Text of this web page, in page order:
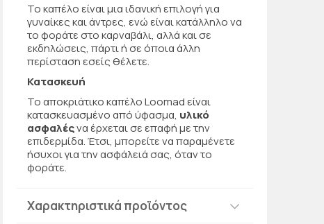
Το καπέλο είναι μια ιδανική επιλογή για
γυναίκες και άντρες, ενώ είναι κατάλληλο να
το φοράτε στο καρναβάλι, αλλά και σε
εκδηλώσεις, πάρτι ή σε όποια άλλη
περίσταση εσείς θέλετε.
Κατασκευή
Το αποκριάτικο καπέλο Loomad είναι
κατασκευασμένο από ύφασμα, υλικό
ασφαλέςνα έρχεται σε επαφή με την
επιδερμίδα. Έτσι, μπορείτε να παραμένετε
ήσυχοι για την ασφάλειά σας, όταν το
φοράτε.
Χαρακτηριστικά προϊόντος